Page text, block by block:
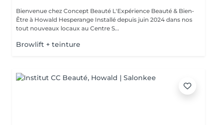
Bienvenue chez Concept Beauté L'Expérience Beauté & Bien-
Être à Howald Hesperange Installé depuis juin 2024 dans nos
tout nouveaux locaux au Centre S...
Browlift + teinture